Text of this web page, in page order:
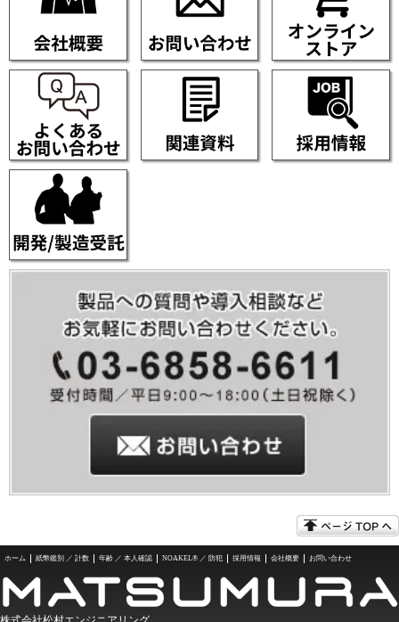
ホーム 紙幣鑑別 ／ 計数 年齢 ／ 本人確認 NOAKEL® ／ 防犯 採用情報 会社概要 お問い合わせ